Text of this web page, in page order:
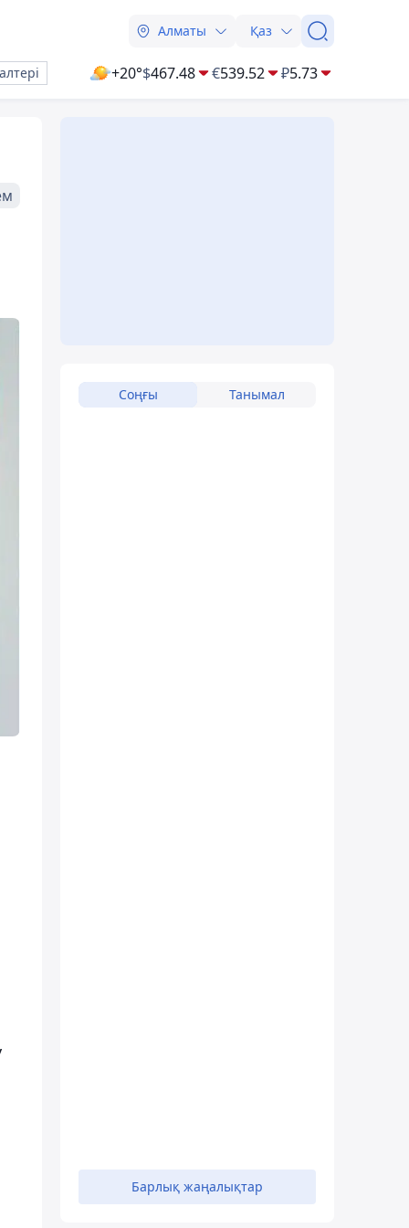
Алматы Қаз
+20°$467.48 €539.52 ₽5.73
Соңғы Танымал
Барлық жаңалықтар